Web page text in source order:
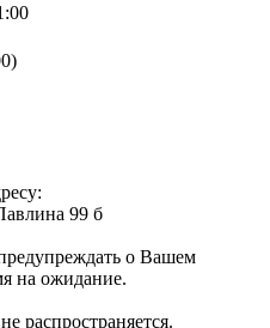
99 б
о Вашем
на ожидание.
распространяется.